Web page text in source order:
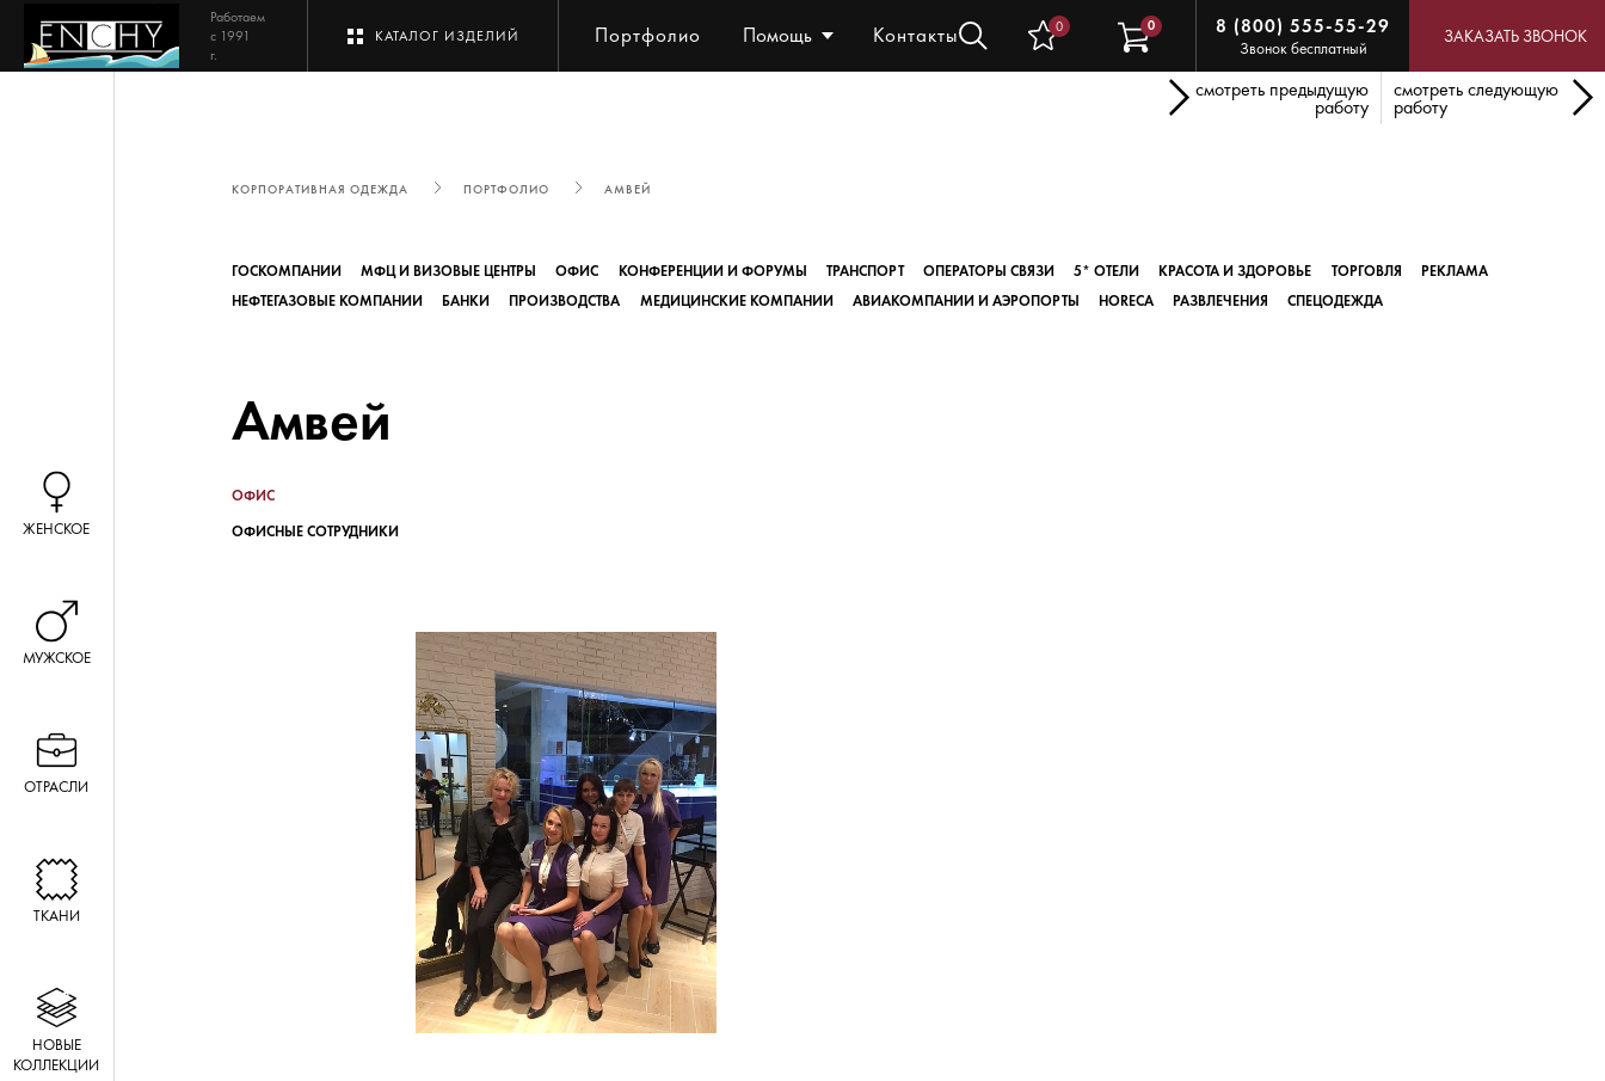
Работаем
с 1991
г.
КАТАЛОГ ИЗДЕЛИЙ Портфолио Помощь Контакты 0 0 8 (800) 555-55-29
Звонок бесплатный
ЗАКАЗАТЬ ЗВОНОК
ЖЕНСКОЕ
МУЖСКОЕ
ОТРАСЛИ
ТКАНИ
НОВЫЕ
КОЛЛЕКЦИИ
КОРПОРАТИВНАЯ ОДЕЖДА ПОРТФОЛИО АМВЕЙ
ГОСКОМПАНИИ МФЦ И ВИЗОВЫЕ ЦЕНТРЫ ОФИС КОНФЕРЕНЦИИ И ФОРУМЫ ТРАНСПОРТ ОПЕРАТОРЫ СВЯЗИ 5* ОТЕЛИ КРАСОТА И ЗДОРОВЬЕ ТОРГОВЛЯ
РЕКЛАМА
НЕФТЕГАЗОВЫЕ КОМПАНИИ
БАНКИ ПРОИЗВОДСТВА МЕДИЦИНСКИЕ КОМПАНИИ АВИАКОМПАНИИ И АЭРОПОРТЫ HORECA РАЗВЛЕЧЕНИЯ СПЕЦОДЕЖДА
Амвей
ОФИС
ОФИСНЫЕ СОТРУДНИКИ
смотреть предыдущую
работу
смотреть следующую
работу